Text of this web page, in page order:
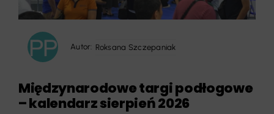
Autor: Roksana Szczepaniak
Międzynarodowe targi podłogowe
– kalendarz sierpień 2026